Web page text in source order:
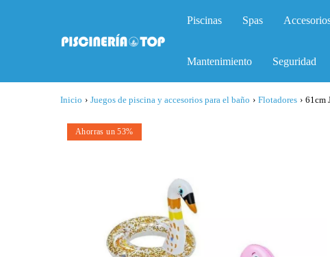
Piscinas Spas
Mantenimiento Seguridad
Inicio › Juegos de piscina y accesorios para el baño › Flotadores › 61cm
Ahorras un 53%